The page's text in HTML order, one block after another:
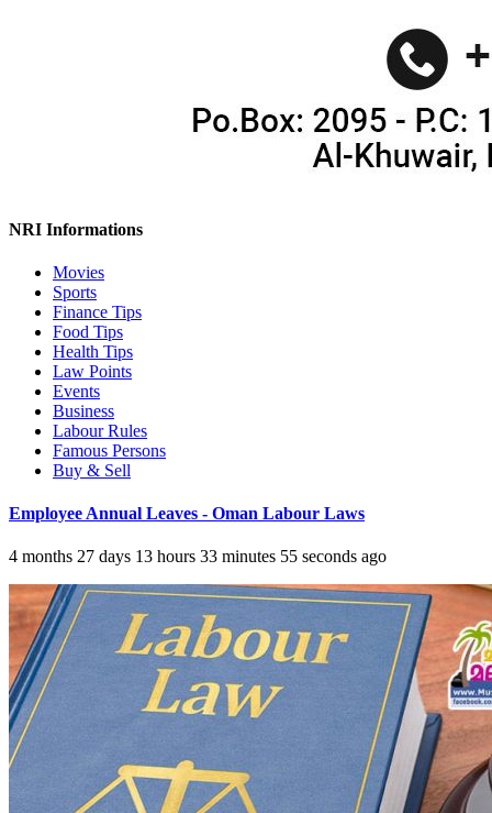
NRI Informations
Movies
Sports
Finance Tips
Food Tips
Health Tips
Law Points
Events
Business
Labour Rules
Famous Persons
Buy & Sell
Employee Annual Leaves - Oman Labour Laws
4 months 27 days 13 hours 33 minutes 55 seconds ago